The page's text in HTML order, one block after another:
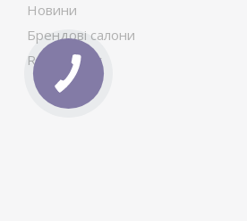
Новини
Брендові салони
RAVAK Сток